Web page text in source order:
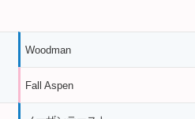
Woodman
Fall Aspen